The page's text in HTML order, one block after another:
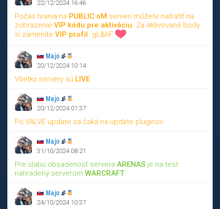
22/12/2024 16:46
Počas hrania na PUBLIC oM serveri môžete natrafiť na
zobrazenie VIP kódu pre aktiváciu. Za aktivované body
si zameníte VIP profil . gL&hF
Majo
20/12/2024 10:14
Všetky servery sú LIVE
Majo
20/12/2024 01:37
Po VALVE update sa čaká na update pluginov.
Majo
31/10/2024 08:21
Pre slabú obsadenosť servera ARENAS je na test
nahradený serverom WARCRAFT.
Majo
24/10/2024 10:37